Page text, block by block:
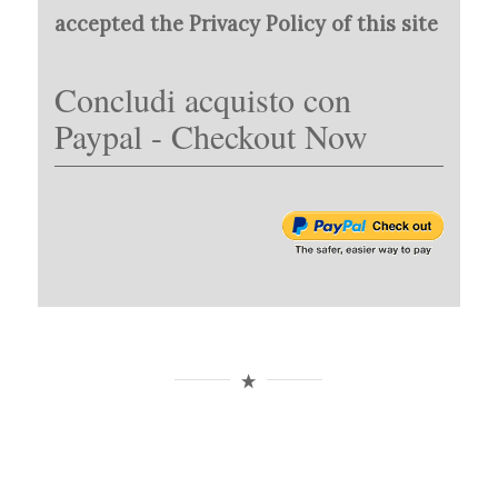
accepted the Privacy Policy of this site
Concludi acquisto con
Paypal - Checkout Now